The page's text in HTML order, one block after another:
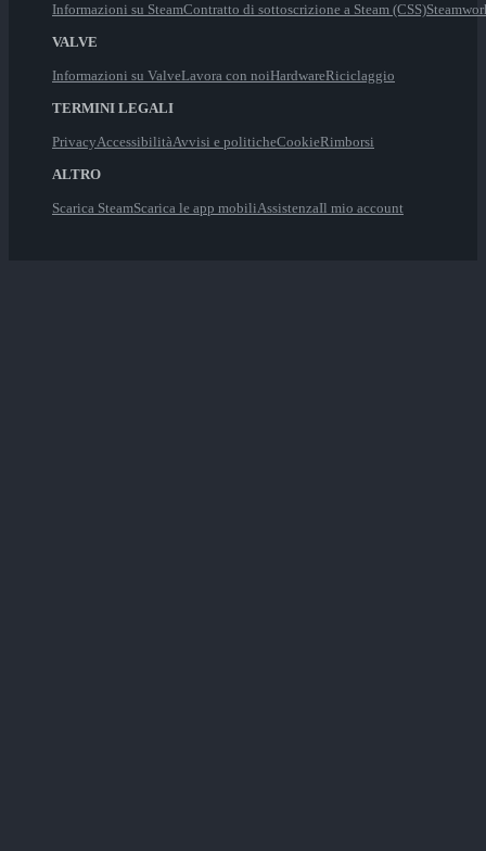
Informazioni su SteamContratto di sottoscrizione a Steam (CSS)
VALVE
Informazioni su ValveLavora con noiHardwareRiciclaggio
TERMINI LEGALI
PrivacyAccessibilitàAvvisi e politicheCookieRimborsi
ALTRO
Scarica SteamScarica le app mobiliAssistenzaIl mio account